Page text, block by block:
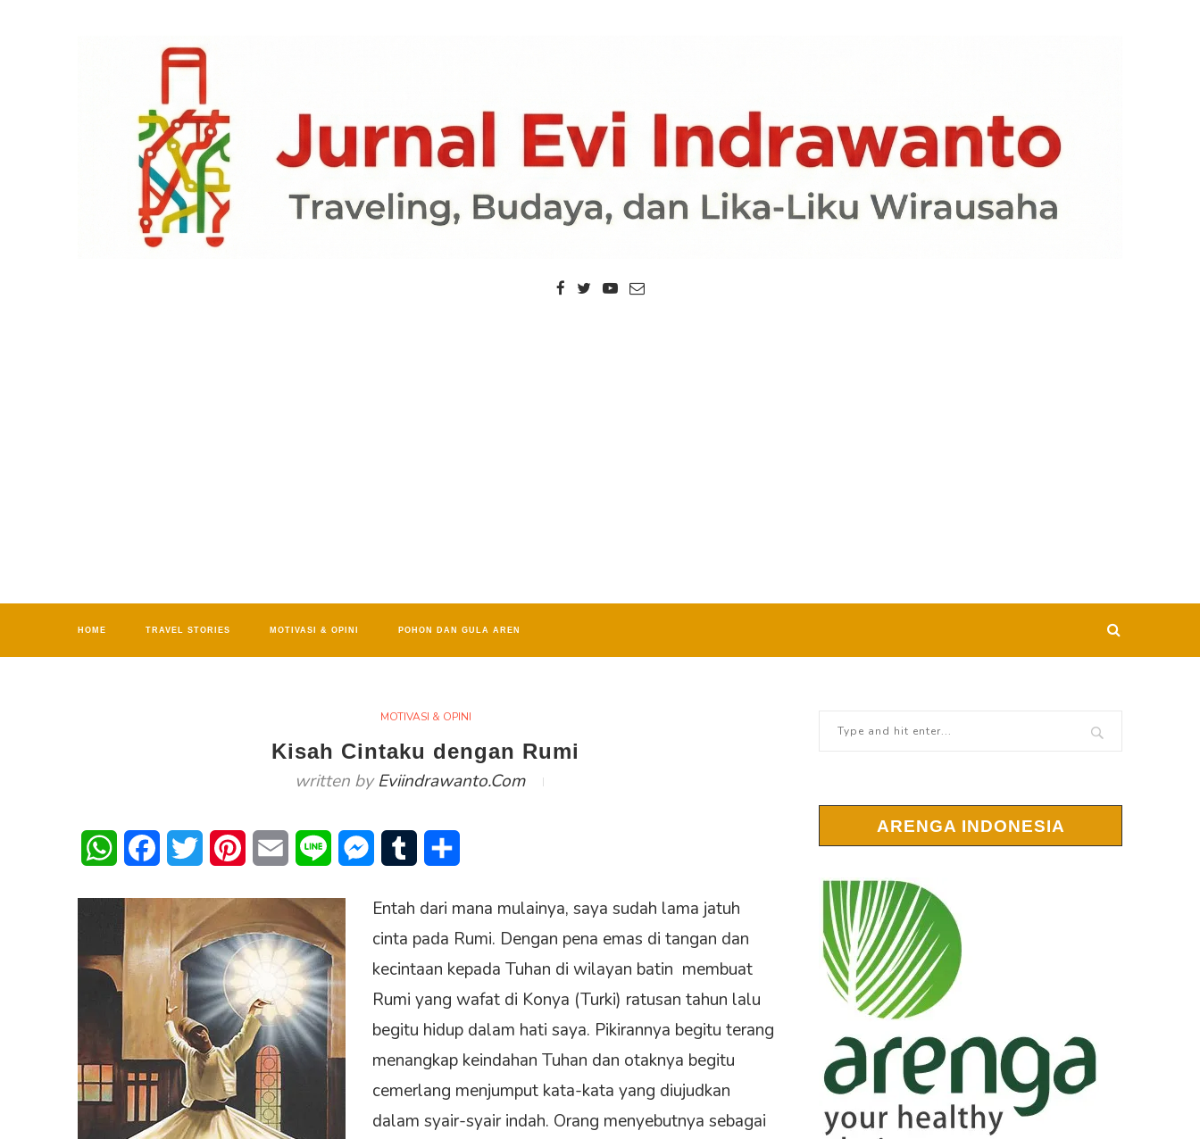
HOME TRAVEL STORIES MOTIVASI & OPINI POHON DAN GULA AREN
MOTIVASI & OPINI
Kisah Cintaku dengan Rumi
written byEviindrawanto.com
WhatsAppFacebookTwitter PinterestEmail Line Messenger
Tumblr
Entah dari mana mulainya, saya sudah lama jatuh
cinta pada Rumi. Dengan pena emas di tangan dan
kecintaan kepada Tuhan di wilayan batin membuat
Rumi yang wafat di Konya (Turki) ratusan tahun lalu
begitu hidup dalam hati saya. Pikirannya begitu terang
menangkap keindahan Tuhan dan otaknya begitu
cemerlang menjumput kata-kata yang diujudkan
dalam syair-syair indah. Orang menyebutnya sebagai
ARENGA INDONESIA